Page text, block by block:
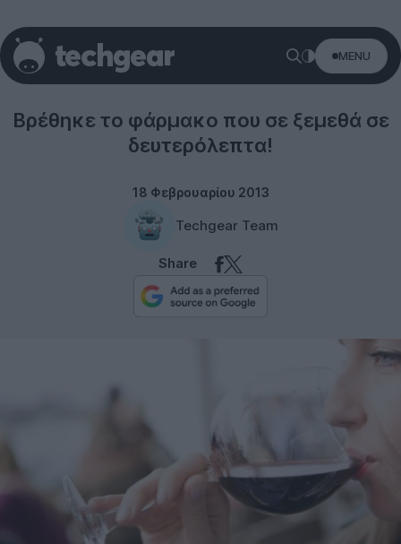
MENU
Βρέθηκε το φάρμακο που σε ξεμεθά σε
δευτερόλεπτα!
18 Φεβρουαρίου 2013
Techgear Team
Share